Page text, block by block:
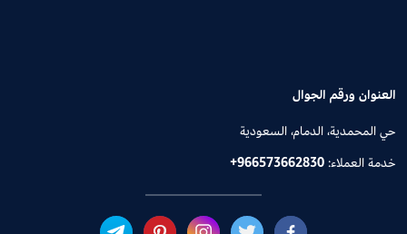
العنوان ورقم الجوال
حي المحمدية، الدمام، السعودية
خدمة العملاء:+966573662830